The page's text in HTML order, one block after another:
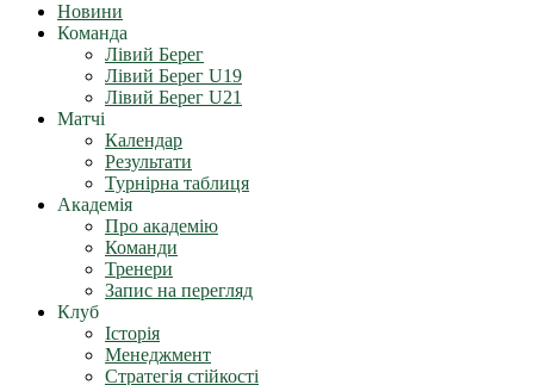
Новини
Команда
Лівий Берег
Лівий Берег U19
Лівий Берег U21
Матчі
Календар
Результати
Турнірна таблиця
Академія
Про академію
Команди
Тренери
Запис на перегляд
Клуб
Історія
Менеджмент
Стратегія стійкості